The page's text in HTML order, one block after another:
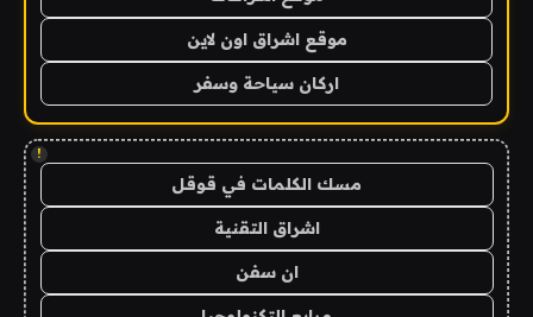
موقع اشراق اون لاين
اركان سياحة وسفر
!
مسك الكلمات في قوقل
اشراق التقنية
ان سفن